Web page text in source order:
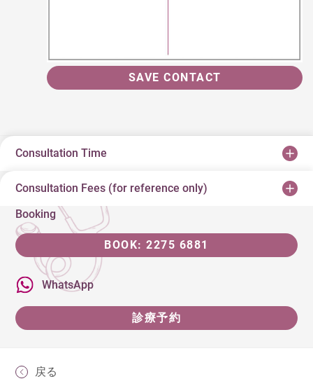
SAVE CONTACT
Consultation Time
Consultation Fees (for reference only)
Booking
BOOK: 2275 6881
WhatsApp
診療予約
戻る